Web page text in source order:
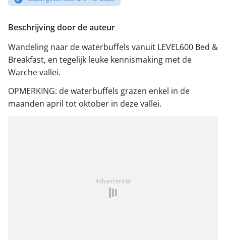
Beschrijving door de auteur
Wandeling naar de waterbuffels vanuit LEVEL600 Bed &
Breakfast, en tegelijk leuke kennismaking met de
Warche vallei.
OPMERKING: de waterbuffels grazen enkel in de
maanden april tot oktober in deze vallei.
Advertentie